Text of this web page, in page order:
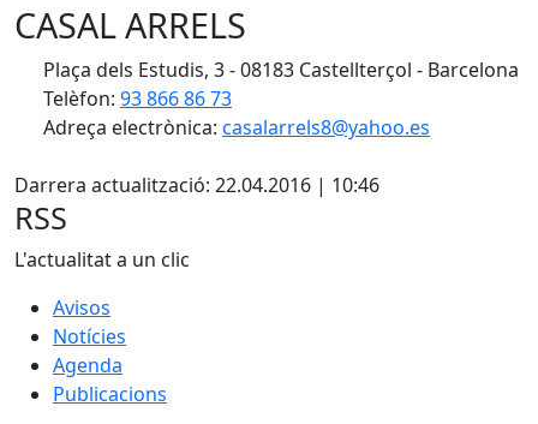
CASAL ARRELS
Plaça dels Estudis, 3 - 08183 Castellterçol - Barcelona
Telèfon: 93 866 86 73
Adreça electrònica: casalarrels8@yahoo.es
Darrera actualització: 22.04.2016 | 10:46
RSS
L'actualitat a un clic
Avisos
Notícies
Agenda
Publicacions